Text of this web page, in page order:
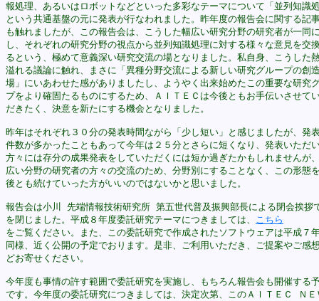
報処理、あるいはロボットなどといった多彩なテーマについて「並列知識
という共通基盤の元に発表が行なわれました。昨年度の報告会に関する記
も触れましたが、この報告会は、こうした幅広い研究分野の研究者が一同
し、それぞれの研究分野の視点から並列知識処理に対する様々な意見を交
るという、極めて意義深い研究交流の場となりました。私自身、こうした
溢れる議論に触れ、まさに「異種分野交流による新しい研究グループの創
場」にいあわせた感がありましたし、ようやく出来始めたこの重要な研究
プをより確固たるものにするため、ＡＩＴＥＣは今後ともお手伝いさせて
だきたく、決意を新たにする機会となりました。
昨年はそれぞれ３０分の発表時間ながら「少し短い」と感じましたが、発
件数が多かったこともあって今年は２５分とさらに短くなり、発表いただ
方々には存分の成果発表をしていただくには短か過ぎたかもしれませんが
広い分野の研究者の方々の交流のため、分野別にすることなく、この形態
後とも続けていった方がいいのではないかと思いました。
報告会は小川 先端情報技術研究所 第五世代普及振興部長による閉会挨拶
を閉じました。平成８年度委託研究テーマにつきましては、 こちら
をご覧ください。また、この委託研究で作成されたソフトウェアは平成７
同様、近く公開の予定でおります。是非、ご利用いただき、ご提案やご感
どお寄せください。
今年度も事情の許す範囲で委託研究を実施し、もちろん報告会も開催する
です。今年度の委託研究につきましては、決定次第、このＡＩＴＥＣ ＮＥ